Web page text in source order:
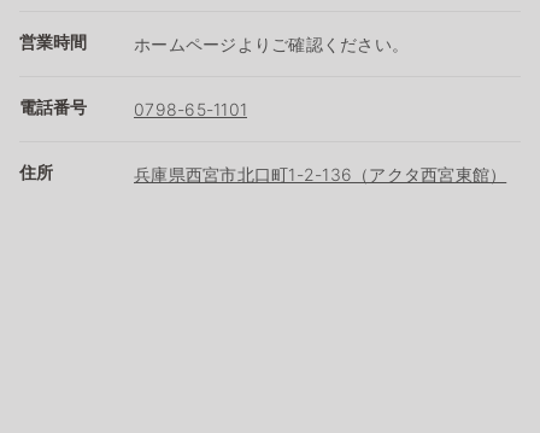
営業時間 ホームページよりご確認ください。
電話番号 0798-65-1101
住所 兵庫県西宮市北口町1-2-136（アクタ西宮東館）